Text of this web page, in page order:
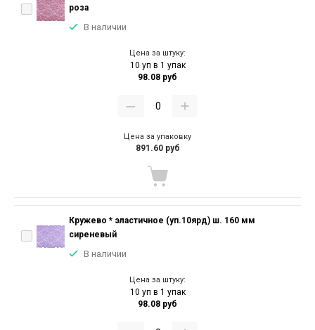
роза
В наличии
Цена за штуку:
10 уп в 1 упак
98.08 руб
Цена за упаковку
891.60 руб
Кружево * эластичное (уп.10ярд) ш. 160 мм
сиреневый
В наличии
Цена за штуку:
10 уп в 1 упак
98.08 руб